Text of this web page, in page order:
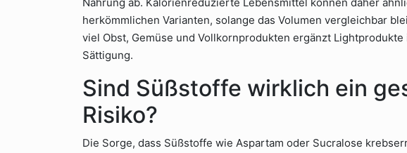
herkömmlichen Varianten, solange das Volumen vergleichbar
viel Obst, Gemüse und Vollkornprodukten ergänzt
Sättigung.
Sind Süßstoffe wirklich ein
Risiko?
Die Sorge, dass Süßstoffe wie Aspartam oder Sucralose